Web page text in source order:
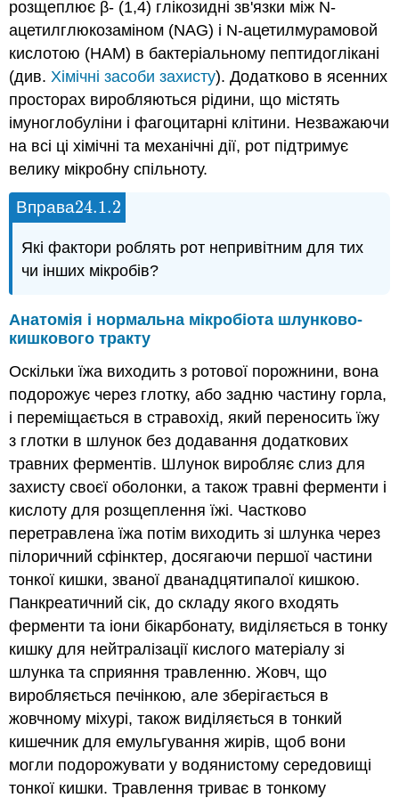
розщеплює β- (1,4) глікозидні зв'язки між N-
ацетилглюкозаміном (NAG) і N-ацетилмурамовой
кислотою (НАМ) в бактеріальному пептидоглікані
(див. Хімічні засоби захисту). Додатково в ясенних
просторах виробляються рідини, що містять
імуноглобуліни і фагоцитарні клітини. Незважаючи
на всі ці хімічні та механічні дії, рот підтримує
велику мікробну спільноту.
Вправа24.1.2
24.1.2
Які фактори роблять рот непривітним для тих
чи інших мікробів?
Анатомія і нормальна мікробіота шлунково-
кишкового тракту
Оскільки їжа виходить з ротової порожнини, вона
подорожує через глотку, або задню частину горла,
і переміщається в стравохід, який переносить їжу
з глотки в шлунок без додавання додаткових
травних ферментів. Шлунок виробляє слиз для
захисту своєї оболонки, а також травні ферменти і
кислоту для розщеплення їжі. Частково
перетравлена їжа потім виходить зі шлунка через
пілоричний сфінктер, досягаючи першої частини
тонкої кишки, званої дванадцятипалої кишкою.
Панкреатичний сік, до складу якого входять
ферменти та іони бікарбонату, виділяється в тонку
кишку для нейтралізації кислого матеріалу зі
шлунка та сприяння травленню. Жовч, що
виробляється печінкою, але зберігається в
жовчному міхурі, також виділяється в тонкий
кишечник для емульгування жирів, щоб вони
могли подорожувати у водянистому середовищі
тонкої кишки. Травлення триває в тонкому